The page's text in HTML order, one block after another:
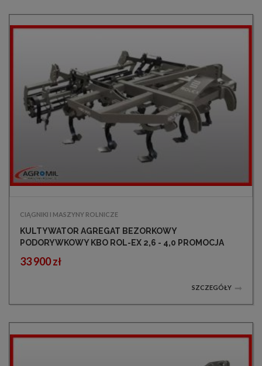
CIĄGNIKI I MASZYNY ROLNICZE
KULTYWATOR AGREGAT BEZORKOWY
PODORYWKOWY KBO ROL-EX 2,6 - 4,0 PROMOCJA
33 900 zł
SZCZEGÓŁY